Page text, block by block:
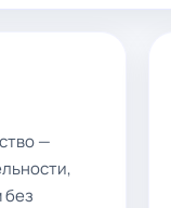
—
без